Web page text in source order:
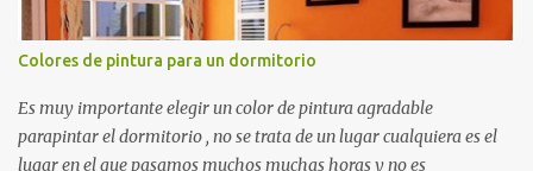
Colores de pintura para un dormitorio
Es muy importante elegir un color de pintura agradable
parapintar el dormitorio , no se trata de un lugar cualquiera es el
lugar en el que pasamos muchos muchas horas y no es